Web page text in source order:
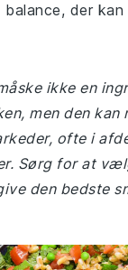
der
ikke en
men den kan
ofte i
Sørg for at
den bedste